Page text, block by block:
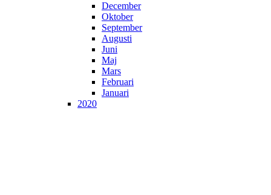
December
Oktober
September
Augusti
Juni
Maj
Mars
Februari
Januari
2020